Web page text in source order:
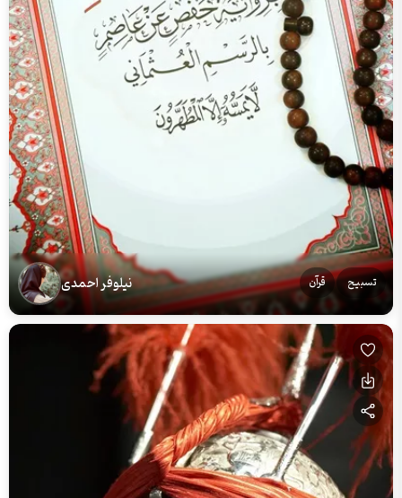
تسبیح قرآن نیلوفر احمدی